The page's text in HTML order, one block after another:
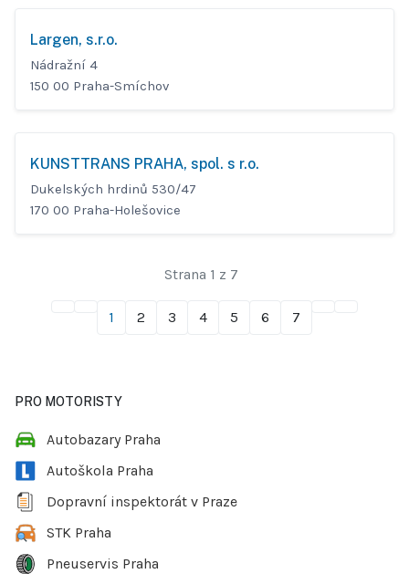
Largen, s.r.o.
Nádražní 4
150 00 Praha-Smíchov
KUNSTTRANS PRAHA, spol. s r.o.
Dukelských hrdinů 530/47
170 00 Praha-Holešovice
Strana 1 z 7
1 2 3 4 5 6 7
PRO MOTORISTY
Autobazary Praha
Autoškola Praha
Dopravní inspektorát v Praze
STK Praha
Pneuservis Praha